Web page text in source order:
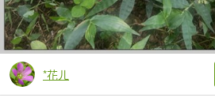
*花ㄦ